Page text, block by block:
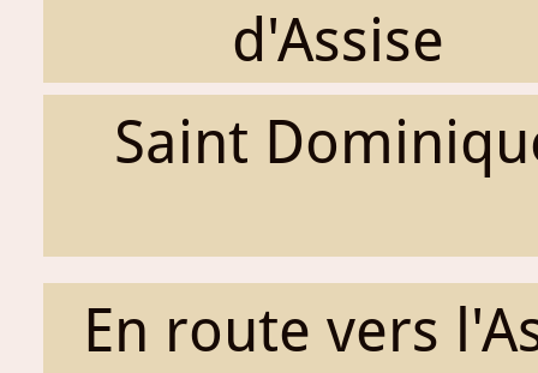
d'Assise
Saint
En route vers